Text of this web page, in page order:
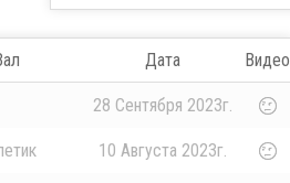
Дата Видео
28 Сентября 2023г.
10 Августа 2023г.